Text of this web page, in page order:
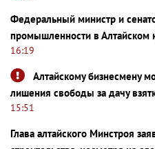
Федеральный министр и
промышленности в Алтайском
16:19
Алтайскому бизнесмену
лишения свободы за дачу
15:51
Глава алтайского Минстроя